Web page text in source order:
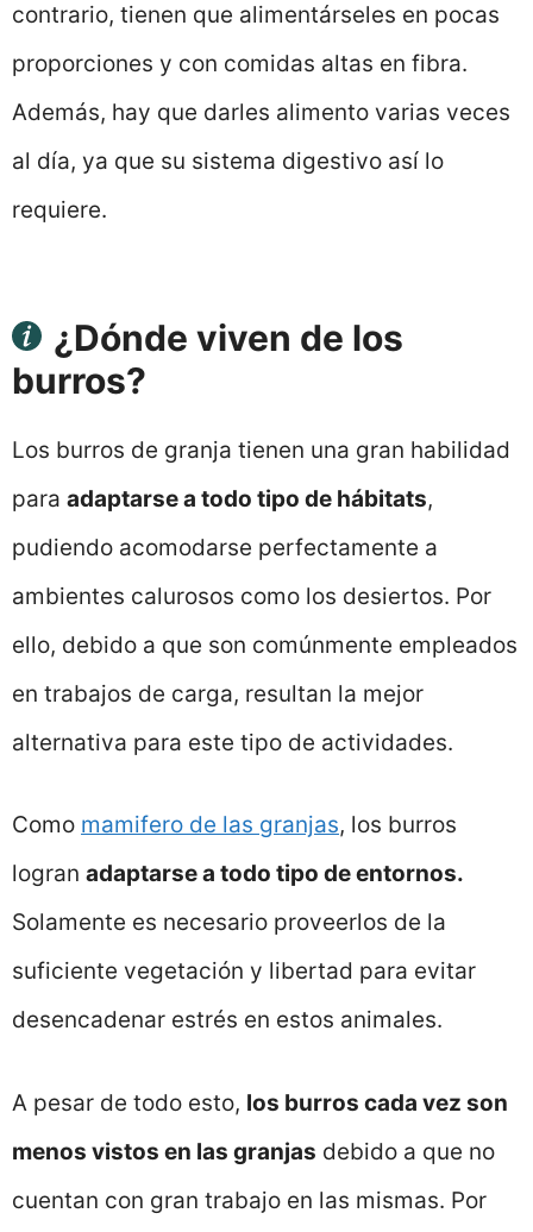
contrario, tienen que alimentárseles en pocas
proporciones y con comidas altas en fibra.
Además, hay que darles alimento varias veces
al día, ya que su sistema digestivo así lo
requiere.
¿Dónde viven de los
burros?
Los burros de granja tienen una gran habilidad
para adaptarse a todo tipo de hábitats,
pudiendo acomodarse perfectamente a
ambientes calurosos como los desiertos. Por
ello, debido a que son comúnmente empleados
en trabajos de carga, resultan la mejor
alternativa para este tipo de actividades.
Como mamifero de las granjas, los burros
logran adaptarse a todo tipo de entornos.
Solamente es necesario proveerlos de la
suficiente vegetación y libertad para evitar
desencadenar estrés en estos animales.
A pesar de todo esto, los burros cada vez son
menos vistos en las granjas debido a que no
cuentan con gran trabajo en las mismas. Por